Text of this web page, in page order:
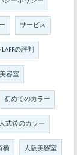
サービス
の評判
美容室
初めてのカラー
式後のカラー
橋 大阪美容室